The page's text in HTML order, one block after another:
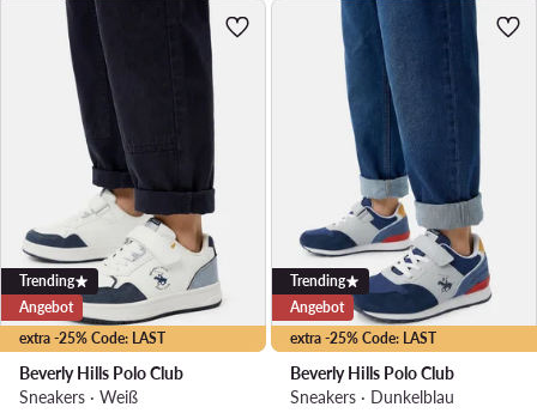
extra -25% Code: LAST
Trending
Angebot
Beverly Hills Polo Club
Sneakers · Weiß
extra -25% Code: LAST
Trending
Angebot
Beverly Hills Polo Club
Sneakers · Dunkelblau